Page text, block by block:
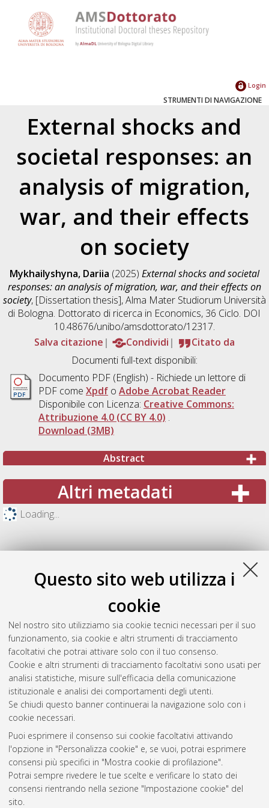
Questo sito web utilizza i
cookie
Nel nostro sito utilizziamo sia cookie tecnici necessari per il suo
funzionamento, sia cookie e altri strumenti di tracciamento
facoltativi che potrai attivare solo con il tuo consenso.
Cookie e altri strumenti di tracciamento facoltativi sono usati per
analisi statistiche, misure sull'efficacia della comunicazione
istituzionale e analisi dei comportamenti degli utenti.
Se chiudi questo banner continuerai la navigazione solo con i
cookie necessari.
Puoi esprimere il consenso sui cookie facoltativi attivando
l'opzione in "Personalizza cookie" e, se vuoi, potrai esprimere
consensi più specifici in "Mostra cookie di profilazione".
Potrai sempre rivedere le tue scelte e verificare lo stato dei
consensi rientrando nella sezione "Impostazione cookie" del
sito.
Login
STRUMENTI DI NAVIGAZIONE
External shocks and
societal responses: an
analysis of migration,
war, and their effects
on society
Mykhailyshyna, Dariia (2025) External shocks and societal
responses: an analysis of migration, war, and their effects on
society, [Dissertation thesis], Alma Mater Studiorum Università
di Bologna. Dottorato di ricerca in Economics, 36 Ciclo. DOI
10.48676/unibo/amsdottorato/12317.
Salva citazione
Condividi
Citato da
Documenti full-text disponibili:
Documento PDF(English) - Richiede un lettore di
PDF come Xpdfo Adobe Acrobat Reader
Disponibile con Licenza: Creative Commons:
Attribuzione 4.0 (CC BY 4.0) .
Download (3MB)
Abstract
Altri metadati
Loading...
Gestione del documento:
Atom
Rss 1.0
Rss 2.0